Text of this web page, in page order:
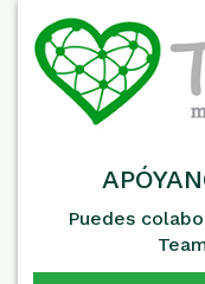
Puedes